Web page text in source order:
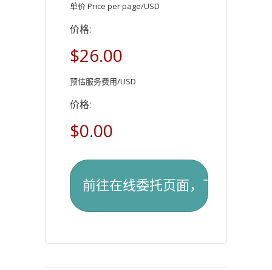
单价 Price per page/USD
价格:
$26.00
预估服务费用/USD
价格:
$0.00